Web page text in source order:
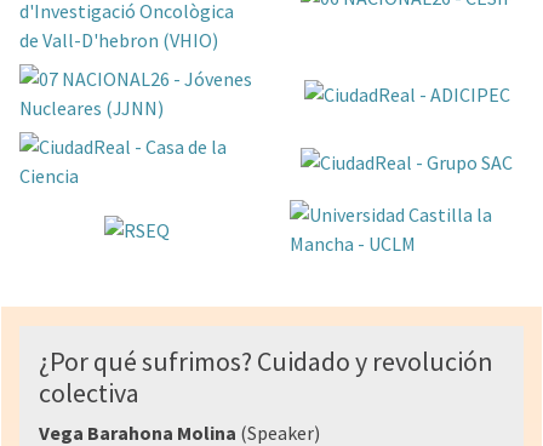
¿Por qué sufrimos? Cuidado y revolución
colectiva
Vega Barahona Molina (Speaker)